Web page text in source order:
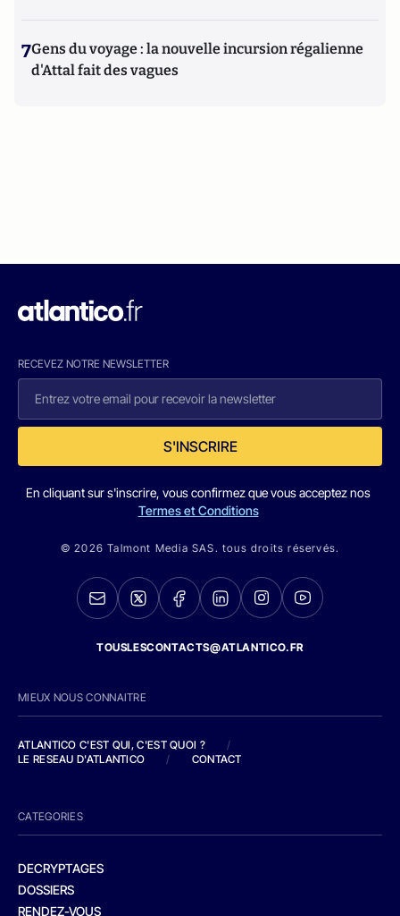
7Gens du voyage : la nouvelle incursion régalienne
d'Attal fait des vagues
RECEVEZ NOTRE NEWSLETTER
S'INSCRIRE
En cliquant sur s'inscrire, vous confirmez que vous acceptez nos
Termes et Conditions
© 2026 Talmont Media SAS. tous droits réservés.
TOUSLESCONTACTS@ATLANTICO.FR
MIEUX NOUS CONNAITRE
ATLANTICO C'EST QUI, C'EST QUOI ?
/
LE RESEAU D'ATLANTICO
/ CONTACT
CATEGORIES
DECRYPTAGES
DOSSIERS
RENDEZ-VOUS